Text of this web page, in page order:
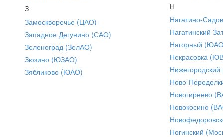
З
Замоскворечье (ЦАО)
Западное Дегунино (САО)
Зеленоград (ЗелАО)
Зюзино (ЮЗАО)
Зябликово (ЮАО)
Н
Нагатино-
Нагатинский
Нагорный
Некрасовка
Ново-
Новогиреево
Новокосино
Ногинский